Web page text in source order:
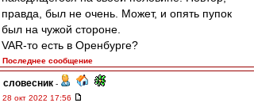
правда, был не очень. Может, и опять пупок
был на чужой стороне.
VAR-то есть в Оренбурге?
Последнее сообщение
словесник -
28 окт 2022 17:56